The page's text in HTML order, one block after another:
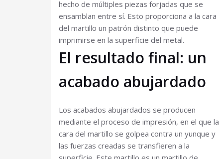
hecho de múltiples piezas forjadas que se
ensamblan entre sí. Esto proporciona a la cara
del martillo un patrón distinto que puede
imprimirse en la superficie del metal.
El resultado final: un
acabado abujardado
Los acabados abujardados se producen
mediante el proceso de impresión, en el que la
cara del martillo se golpea contra un yunque y
las fuerzas creadas se transfieren a la